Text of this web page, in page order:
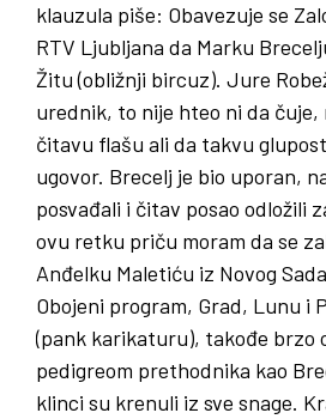
klauzula piše: Obavezuje se
RTV Ljubljana da Marku
Žitu (obližnji bircuz). Jure
urednik, to nije hteo ni da čuje,
čitavu flašu ali da takvu
ugovor. Brecelj je bio uporan,
posvađali i čitav posao odložili
ovu retku priču moram da se
Anđelku Maletiću iz Novog
Obojeni program, Grad, Lunu i
(pank karikaturu), takođe brzo
pedigreom prethodnika kao
klinci su krenuli iz sve snage.